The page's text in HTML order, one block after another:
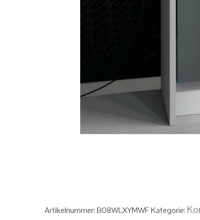
Artikelnummer:‎‎‎‎‎B08WLXYMWFKategorie: